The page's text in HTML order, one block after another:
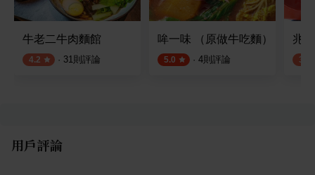
牛老二牛肉麵館
4.2 · 31則評論
哞一味 （原做牛吃麵）
5.0 · 4則評論
兆
3.5
用戶評論